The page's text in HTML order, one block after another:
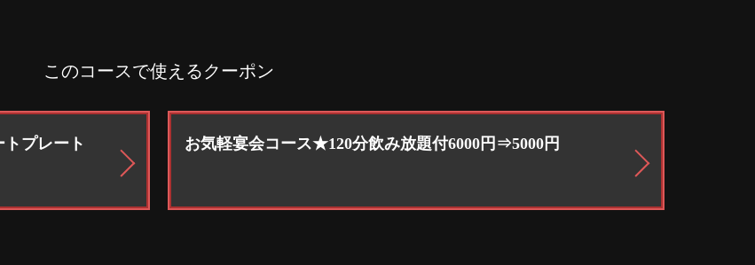
このコースで使えるクーポン
プレート
お気軽宴会コース★120分飲み放題付6000円⇒5000円